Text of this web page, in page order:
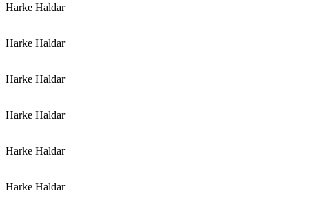
Harke Haldar
Harke Haldar
Harke Haldar
Harke Haldar
Harke Haldar
Harke Haldar